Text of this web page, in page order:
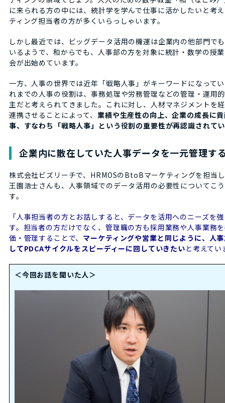
に来られる方の中には、統計学を学んで仕事に活かしたいと考
ティング担当者の方が多くいらっしゃいます。
しかし最近では、ビッグデータ活用の機運は企業内の他部門で
いるようで、和からでも、人事部の方を対象に統計・数学の授
会が出始めています。
一方、人事の世界では近年「戦略人事」がキーワードになって
れまでの人事の役割は、事務処理や労務管理などの管理・運用
主だと考えられてきました。これに対し、人材マネジメントを
連携させることによって、業績や生産性の向上、企業の成長に
事、すなわち「戦略人事」という役割の重要性が再認識されて
企業内に散在していた人事データを一元管理す
株式会社ビズリーチで、HRMOSのBtoBマーケティングを担当
王園浩士さんも、人事領域でのデータ活用の必要性についてこ
す。
「人事担当者の方とお話しすると、データを活用へのニーズを
す。担当者の方だけでなく、管理職の方も採用業務や人事業務
価・管理することで、 マーケティングや営業と同じように、人
してPDCAサイクルをスピーディーに回していきたいと考えてい
＜今回お話を聞いた人＞